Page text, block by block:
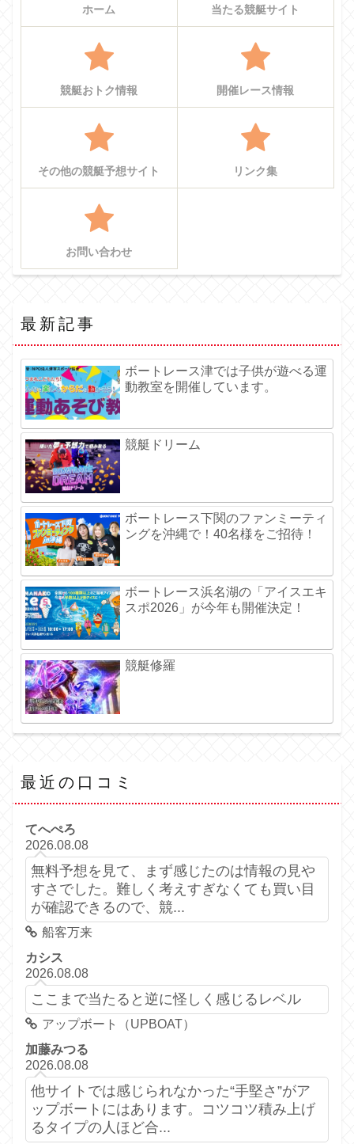
ホーム 当たる競艇サイト
競艇おトク情報 開催レース情報
その他の競艇予想サイト リンク集
お問い合わせ
最新記事
ボートレース津では子供が遊べる運
動教室を開催しています。
競艇ドリーム
ボートレース下関のファンミーティ
ングを沖縄で！40名様をご招待！
ボートレース浜名湖の「アイスエキ
スポ2026」が今年も開催決定！
競艇修羅
最近の口コミ
てへぺろ
2026.08.08
無料予想を見て、まず感じたのは情報の見や
すさでした。難しく考えすぎなくても買い目
が確認できるので、競...
船客万来
カシス
2026.08.08
ここまで当たると逆に怪しく感じるレベル
アップボート（UPBOAT）
加藤みつる
2026.08.08
他サイトでは感じられなかった“手堅さ”がア
ップボートにはあります。コツコツ積み上げ
るタイプの人ほど合...